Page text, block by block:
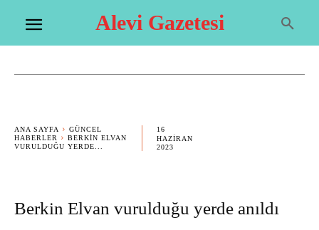
Alevi Gazetesi
ANA SAYFA
GÜNCEL
HABERLER
BERKIN ELVAN
VURULDUĞU YERDE...
16
HAZIRAN
2023
Berkin Elvan vurulduğu yerde anıldı